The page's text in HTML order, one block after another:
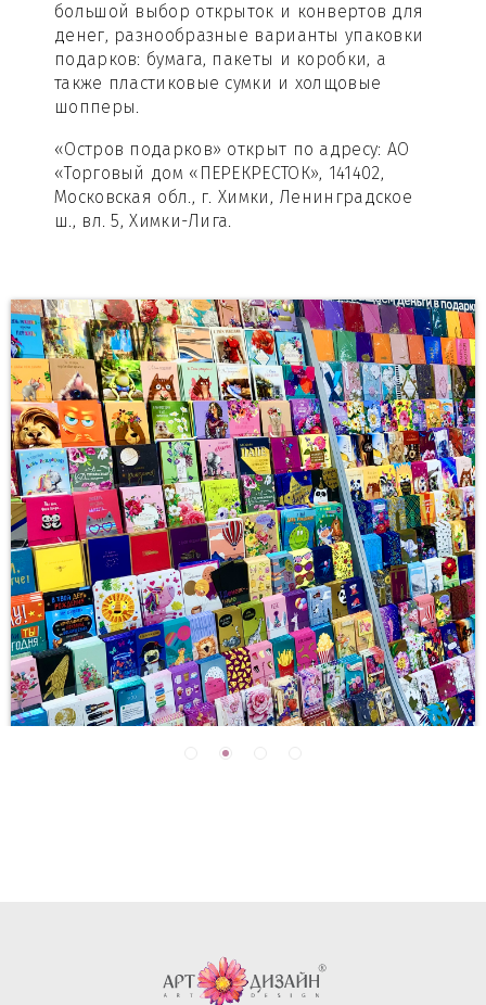
большой выбор открыток и конвертов для
денег, разнообразные варианты упаковки
подарков: бумага, пакеты и коробки, а
также пластиковые сумки и холщовые
шопперы.
«Остров подарков» открыт по адресу: АО
«Торговый дом «ПЕРЕКРЕСТОК», 141402,
Московская обл., г. Химки, Ленинградское
ш., вл. 5, Химки-Лига.